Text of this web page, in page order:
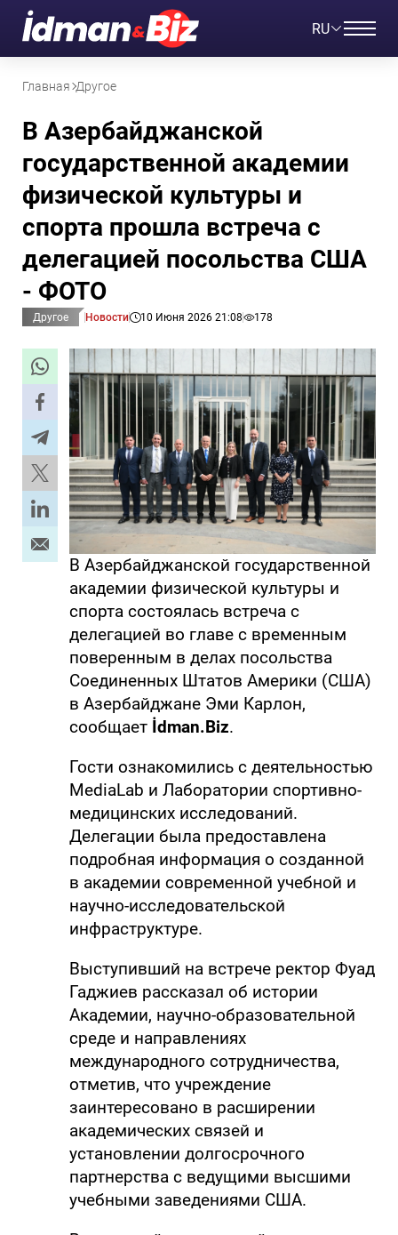
RU
Главная Другое
В Азербайджанской
государственной академии
физической культуры и
спорта прошла встреча с
делегацией посольства США
- ФОТО
Другое Новости 10 Июня 2026 21:08 178
В Азербайджанской государственной
академии физической культуры и
спорта состоялась встреча с
делегацией во главе с временным
поверенным в делах посольства
Соединенных Штатов Америки (США)
в Азербайджане Эми Карлон,
сообщает İdman.Biz.
Гости ознакомились с деятельностью
MediaLab и Лаборатории спортивно-
медицинских исследований.
Делегации была предоставлена
подробная информация о созданной
в академии современной учебной и
научно-исследовательской
инфраструктуре.
Выступивший на встрече ректор Фуад
Гаджиев рассказал об истории
Академии, научно-образовательной
среде и направлениях
международного сотрудничества,
отметив, что учреждение
заинтересовано в расширении
академических связей и
установлении долгосрочного
партнерства с ведущими высшими
учебными заведениями США.